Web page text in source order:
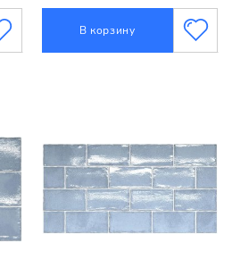
В корзину